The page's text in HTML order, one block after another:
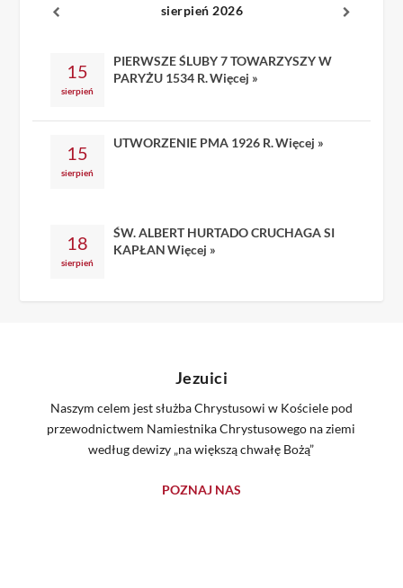
sierpień 2026
15
sierpień
PIERWSZE ŚLUBY 7 TOWARZYSZY W
PARYŻU 1534 R.Więcej »
15
sierpień
UTWORZENIE PMA 1926 R.Więcej »
18
sierpień
ŚW. ALBERT HURTADO CRUCHAGA SI
KAPŁAN Więcej »
Jezuici
Naszym celem jest służba Chrystusowi w Kościele pod
przewodnictwem Namiestnika Chrystusowego na ziemi
według dewizy „na większą chwałę Bożą”
POZNAJ NAS